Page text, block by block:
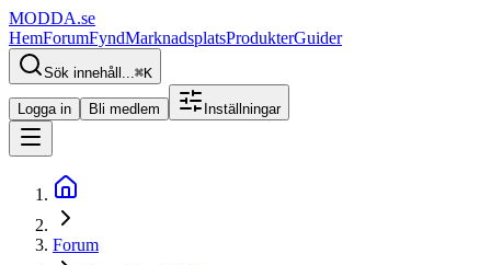
MODDA.se
HemForumFyndMarknadsplatsProdukterGuider
Sök innehåll...⌘K
Logga in Bli medlem Inställningar
Forum